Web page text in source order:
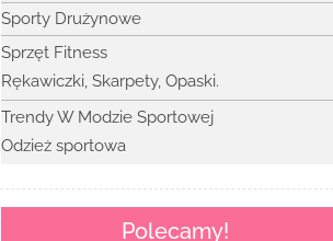
Sporty Drużynowe
Sprzęt Fitness
Rękawiczki, Skarpety, Opaski.
Trendy W Modzie Sportowej
Odzież sportowa
Polecamy!